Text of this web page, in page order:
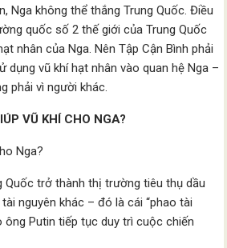
Nga không thể thắng Trung Quốc. Điều
quốc số 2 thế giới của Trung Quốc
nhân của Nga. Nên Tập Cận Bình phải
dụng vũ khí hạt nhân vào quan hệ Nga –
phải vì người khác.
VŨ KHÍ CHO NGA?
Nga?
Quốc trở thành thị trường tiêu thụ dầu
nguyên khác – đó là cái “phao tài
ông Putin tiếp tục duy trì cuộc chiến